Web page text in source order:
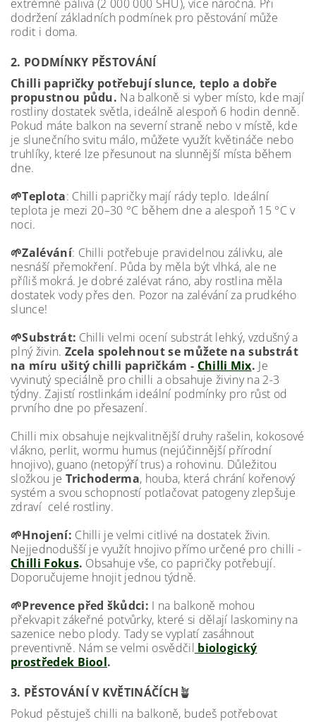
extrémně pálivá (2 000 000 SHU), více náročná. Při
dodržení základních podmínek pro pěstování může
rodit i doma.
2. PODMÍNKY PĚSTOVÁNÍ
Chilli papričky potřebují slunce, teplo a dobře
propustnou půdu. Na balkoně si vyber místo, kde mají
rostliny dostatek světla, ideálně alespoň 6 hodin denně.
Pokud máte balkon na severní straně nebo v místě, kde
je slunečního svitu málo, můžete využít květináče nebo
truhlíky, které lze přesunout na slunnější místa během
dne.
🌱Teplota: Chilli papričky mají rády teplo. Ideální
teplota je mezi 20–30 °C během dne a alespoň 15 °C v
noci.
🌱Zalévání: Chilli potřebuje pravidelnou zálivku, ale
nesnáší přemokření. Půda by měla být vlhká, ale ne
příliš mokrá. Je dobré zalévat ráno, aby rostlina měla
dostatek vody přes den. Pozor na zalévání za prudkého
slunce!
🌱Substrát: Chilli velmi ocení substrát lehký, vzdušný a
plný živin. Zcela spolehnout se můžete na substrát
na míru ušitý chilli papričkám - Chilli Mix. Je
vyvinutý speciálně pro chilli a obsahuje živiny na 2-3
týdny. Zajistí rostlinkám ideální podmínky pro růst od
prvního dne po přesazení.
Chilli mix obsahuje nejkvalitnější druhy rašelin, kokosové
vlákno, perlit, wormu humus (nejúčinnější přírodní
hnojivo), guano (netopýří trus) a rohovinu. Důležitou
složkou je Trichoderma, houba, která chrání kořenový
systém a svou schopností potlačovat patogeny zlepšuje
zdraví celé rostliny.
🌱Hnojení: Chilli je velmi citlivé na dostatek živin.
Nejjednodušší je využít hnojivo přímo určené pro chilli -
Chilli Fokus. Obsahuje vše, co papričky potřebují.
Doporučujeme hnojit jednou týdně.
🌱Prevence před škůdci: I na balkoně mohou
překvapit zákeřné potvůrky, které si dělají laskominy na
sazenice nebo plody. Tady se vyplatí zasáhnout
preventivně. Nám se velmi osvědčil biologický
prostředek Biool.
3. PĚSTOVÁNÍ V KVĚTINÁČÍCH 🪴
Pokud pěstuješ chilli na balkoně, budeš potřebovat